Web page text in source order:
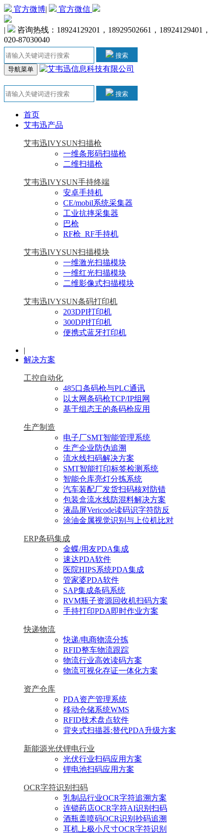
官方微博| 官方微信
|
咨询热线：18924129201，18929502661，18924129401，
020-87030040
搜索
导航菜单
搜索
首页
艾韦迅产品
艾韦迅IVYSUN扫描枪
一维条形码扫描枪
二维扫描枪
艾韦迅IVYSUN手持终端
安卓手持机
CE/mobil系统采集器
工业抗摔采集器
巴枪
RF枪_RF手持机
艾韦迅IVYSUN扫描模块
一维激光扫描模块
一维红光扫描模块
二维影像式扫描模块
艾韦迅IVYSUN条码打印机
203DPI打印机
300DPI打印机
便携式蓝牙打印机
|
解决方案
工控自动化
485口条码枪与PLC通讯
以太网条码枪TCP/IP组网
基于组态王的条码枪应用
生产制造
电子厂SMT智能管理系统
生产企业防伪追溯
流水线扫码解决方案
SMT智能打印标签检测系统
智能仓库亮灯分拣系统
汽车装配厂发货扫码核对防错
包装盒流水线防混料解决方案
液晶屏Vericode读码识字符防反
涂油金属视觉识别与上位机比对
ERP条码集成
金蝶/用友PDA集成
速达PDA软件
医院HIPS系统PDA集成
管家婆PDA软件
SAP集成条码系统
RVM瓶子资源回收机扫码方案
手持打印PDA即时作业方案
快递物流
快递/电商物流分拣
RFID整车物流跟踪
物流行业高效读码方案
物流可视化存证一体化方案
资产仓库
PDA资产管理系统
移动仓储系统WMS
RFID技术盘点软件
背夹式扫描器:替代PDA升级方案
新能源光伏锂电行业
光伏行业扫码应用方案
锂电池扫码应用方案
OCR字符识别扫码
乳制品行业OCR字符追溯方案
连锁药店OCR字符AI识别扫码
酒瓶盖喷码OCR识别抄码追溯
耳机上极小尺寸OCR字符识别